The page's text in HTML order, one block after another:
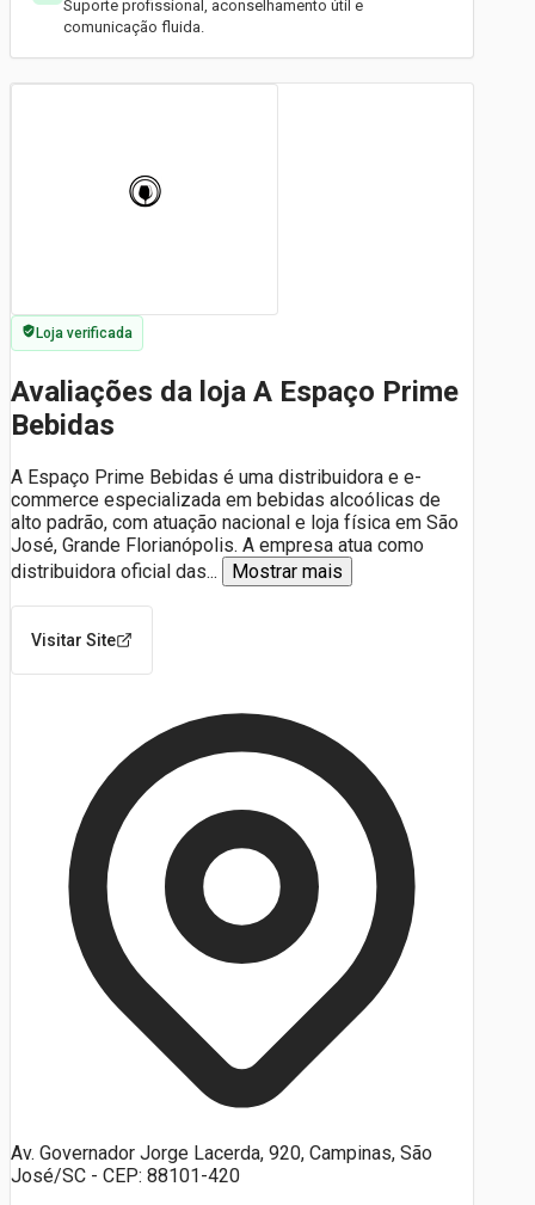
Suporte profissional, aconselhamento útil e
comunicação fluida.
Loja verificada
Avaliações da loja A Espaço Prime
Bebidas
A Espaço Prime Bebidas é uma distribuidora e e-
commerce especializada em bebidas alcoólicas de
alto padrão, com atuação nacional e loja física em São
José, Grande Florianópolis. A empresa atua como
distribuidora oficial das... Mostrar mais
Visitar Site
Av. Governador Jorge Lacerda, 920, Campinas, São
José/SC - CEP: 88101-420